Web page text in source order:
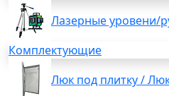
Лазерные уровени/
Комплектующие
Люк под плитку /